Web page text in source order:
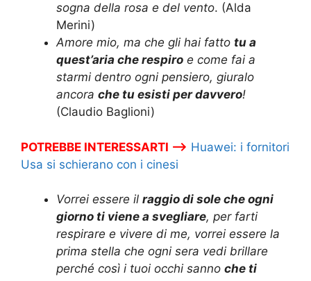
sogna della rosa e del vento. (Alda
Merini)
Amore mio, ma che gli hai fatto tu a
quest’aria che respiro e come fai a
starmi dentro ogni pensiero, giuralo
ancora che tu esisti per davvero!
(Claudio Baglioni)
POTREBBE INTERESSARTI –> Huawei: i fornitori
Usa si schierano con i cinesi
Vorrei essere il raggio di sole che ogni
giorno ti viene a svegliare, per farti
respirare e vivere di me, vorrei essere la
prima stella che ogni sera vedi brillare
perché così i tuoi occhi sanno che ti